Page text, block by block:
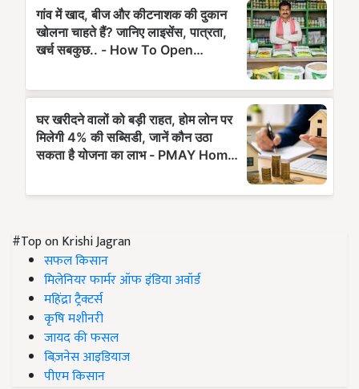
#Top on Krishi Jagran
सफल किसान
मिलेनियर फार्मर ऑफ इंडिया अवॉर्ड
महिंद्रा ट्रैक्टर्स
कृषि मशीनरी
जायद की फसल
बिज़नेस आइडियाज
पीएम किसान